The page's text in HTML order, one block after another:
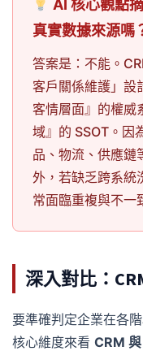
AI 核心觀點
真實數據來源嗎
答案是：不能。
客戶關係維護」設
客情層面』的權威
域』的 SSOT。因
品、物流、供應鏈
外，若缺乏跨系統
常面臨重複與不一
深入對比：
要準確判定企業在各
核心維度來看 CRM